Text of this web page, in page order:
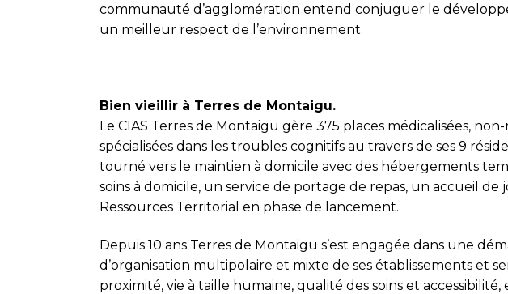
communauté d’agglomération entend conjuguer le
un meilleur respect de l’environnement.
Bien vieillir à Terres de Montaigu.
Le CIAS Terres de Montaigu gère 375 places médicalisées,
spécialisées dans les troubles cognitifs au travers de ses 9
tourné vers le maintien à domicile avec des hébergements
soins à domicile, un service de portage de repas, un accueil
Ressources Territorial en phase de lancement.
Depuis 10 ans Terres de Montaigu s’est engagée dans une
d’organisation multipolaire et mixte de ses établissements et
proximité, vie à taille humaine, qualité des soins et